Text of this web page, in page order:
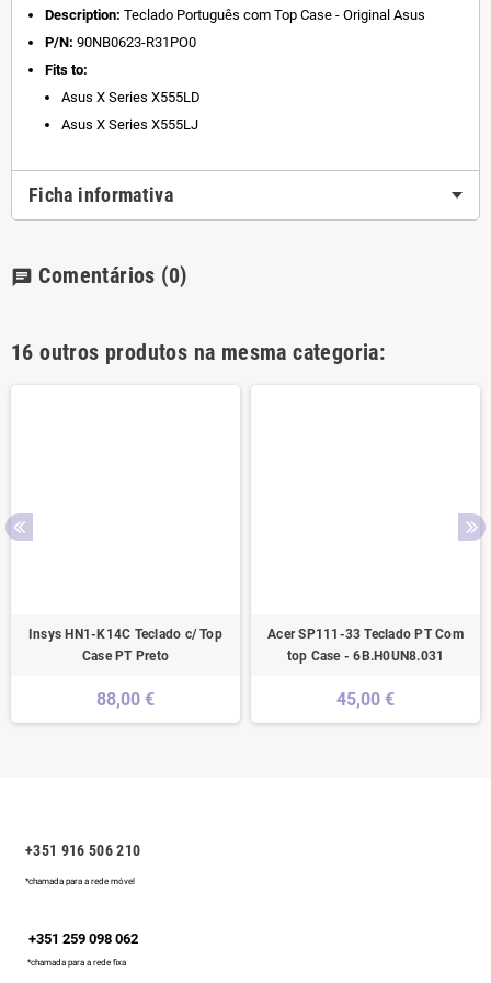
Description: Teclado Português com Top Case - Original Asus
P/N: 90NB0623-R31PO0
Fits to:
Asus X Series X555LD
Asus X Series X555LJ
Ficha informativa
chat Comentários (0)
16 outros produtos na mesma categoria:
Insys HN1-K14C Teclado c/ Top
Case PT Preto
88,00 €
Acer SP111-33 Teclado PT Com
top Case - 6B.H0UN8.031
45,00 €
+351 916 506 210
*chamada para a rede móvel
+351 259 098 062
*chamada para a rede fixa